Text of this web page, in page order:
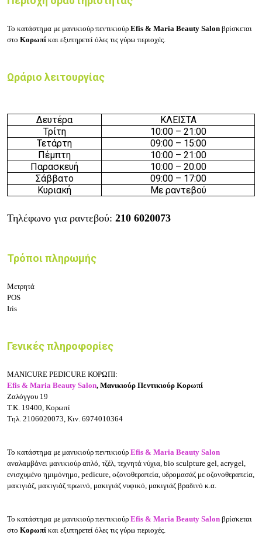
To κατάστημα με μανικιούρ πεντικιούρ Efis & Maria Beauty Salon βρίσκεται
στο Κορωπί και εξυπηρετεί όλες τις γύρω περιοχές.
Ωράριο λειτουργίας
Δευτέρα
ΚΛΕΙΣΤΑ
Τρίτη
10:00 – 21:00
Τετάρτη
09:00 – 15:00
Πέμπτη
10:00 – 21:00
Παρασκευή
10:00 – 20:00
Σάββατο
09:00 – 17:00
Κυριακή
Με ραντεβού
Τηλέφωνο για ραντεβού: 210 6020073
Τρόποι πληρωμής
Μετρητά
POS
Iris
Γενικές πληροφορίες
MANICURE PEDICURE ΚΟΡΩΠΙ:
Efis & Maria Beauty Salon, Μανικιούρ Πεντικιούρ Κορωπί
Ζαλόγγου 19
Τ.Κ. 19400, Κορωπί
Τηλ. 2106020073, Κιν. 6974010364
To κατάστημα με μανικιούρ πεντικιούρ Efis & Maria Beauty Salon
αναλαμβάνει μανικιούρ απλό, τζέλ, τεχνητά νύχια, bio sculpture gel, acrygel,
ενισχυμένο ημιμόνημο, pedicure, οζονοθεραπεία, υδρομασάζ με οζονοθεραπεία,
μακιγιάζ, μακιγιάζ πρωινό, μακιγιάζ νυφικό, μακιγιάζ βραδινό κ.α.
To κατάστημα με μανικιούρ πεντικιούρ Efis & Maria Beauty Salon βρίσκεται
στο Κορωπί και εξυπηρετεί όλες τις γύρω περιοχές.